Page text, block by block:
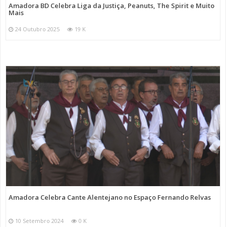
Amadora BD Celebra Liga da Justiça, Peanuts, The Spirit e Muito
Mais
24 Outubro 2025 19 K
Amadora Celebra Cante Alentejano no Espaço Fernando Relvas
10 Setembro 2024 0 K